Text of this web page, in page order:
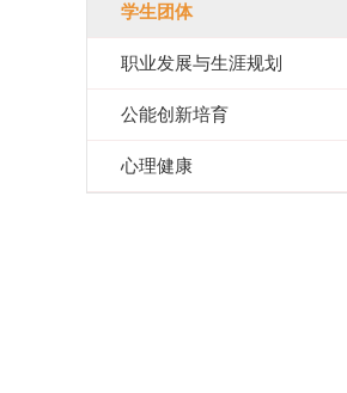
学生团体
职业发展与生涯规划
公能创新培育
心理健康